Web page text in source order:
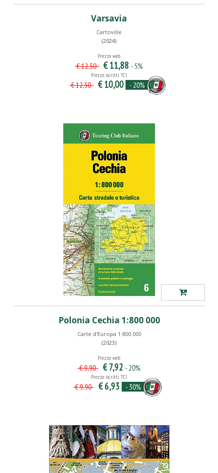
Varsavia
Cartoville
(2024)
Prezzo web
€ 12,50 € 11,88 - 5%
Prezzo iscritti TCI
€ 12,50 € 10,00 - 20%
Polonia Cechia 1:800 000
Carte d'Europa 1:800.000
(2023)
Prezzo web
€ 9,90 € 7,92 - 20%
Prezzo iscritti TCI
€ 9,90 € 6,93 - 30%